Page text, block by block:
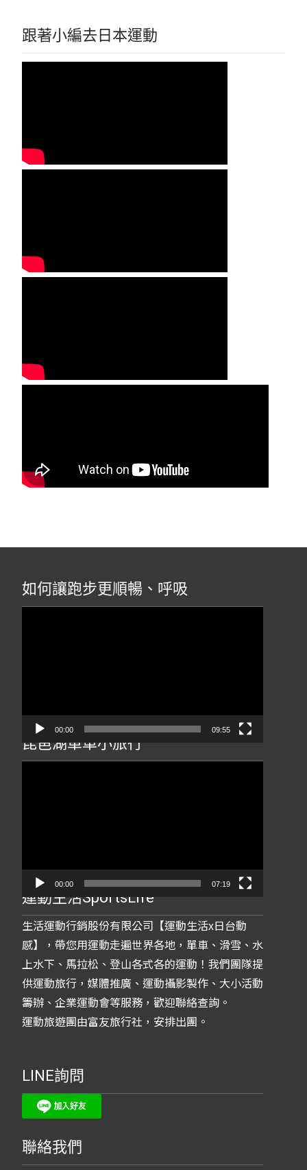
跟著小編去日本運動
如何讓跑步更順暢、呼吸
00:00 09:55
琵琶湖單車小旅行
00:00 07:19
運動生活SportsLife
生活運動行銷股份有限公司【運動生活x日台動
感】，帶您用運動走遍世界各地，單車、滑雪、水
上水下、馬拉松、登山各式各的運動！我們團隊提
供運動旅行，媒體推廣、運動攝影製作、大小活動
籌辦、企業運動會等服務，歡迎聯絡查詢。
運動旅遊團由富友旅行社，安排出團。
LINE詢問
聯絡我們